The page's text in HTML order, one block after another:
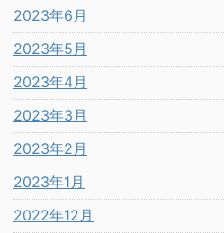
2023年6月
2023年5月
2023年4月
2023年3月
2023年2月
2023年1月
2022年12月